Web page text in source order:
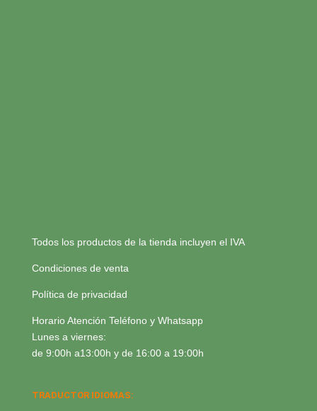
Todos los productos de la tienda incluyen el IVA
Condiciones de venta
Política de privacidad
Horario Atención Teléfono y Whatsapp
Lunes a viernes:
de 9:00h a13:00h y de 16:00 a 19:00h
TRADUCTOR IDIOMAS: